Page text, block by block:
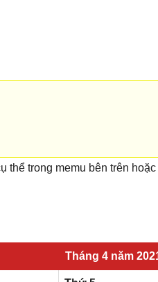
thể trong memu bên trên
Tháng 4 năm